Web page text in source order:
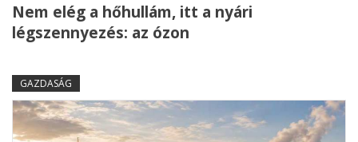
Nem elég a hőhullám, itt a nyári
légszennyezés: az ózon
GAZDASÁG